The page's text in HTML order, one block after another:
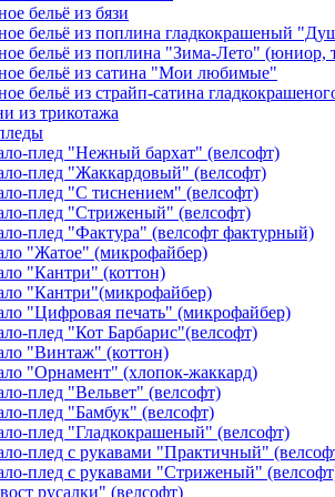
бельё из бязи
бельё из поплина гладкокрашеный
бельё из поплина "Зима-Лето" (юниор,
бельё из сатина "Мои любимые"
бельё из страйп-сатина
из трикотажа
плед "Нежный бархат" (велсофт)
плед "Жаккардовый" (велсофт)
плед "С тиснением" (велсофт)
плед "Стриженый" (велсофт)
плед "Фактура" (велсофт фактурный)
"Жатое" (микрофайбер)
"Кантри" (коттон)
"Кантри"(микрофайбер)
"Цифровая печать" (микрофайбер)
плед "Кот Барбарис"(велсофт)
"Винтаж" (коттон)
"Орнамент" (хлопок-жаккард)
плед "Вельвет" (велсофт)
плед "Бамбук" (велсофт)
плед "Гладкокрашеный" (велсофт)
плед с рукавами "Практичный"
плед с рукавами "Стриженый"
русалки" (велсофт)